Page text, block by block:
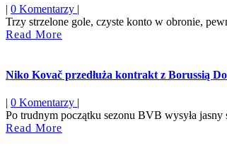
| 0 Komentarzy |
Trzy strzelone gole, czyste konto w obronie,
Read More
Niko Kovač przedłuża kontrakt z Borussią
| 0 Komentarzy |
Po trudnym początku sezonu BVB wysyła
Read More